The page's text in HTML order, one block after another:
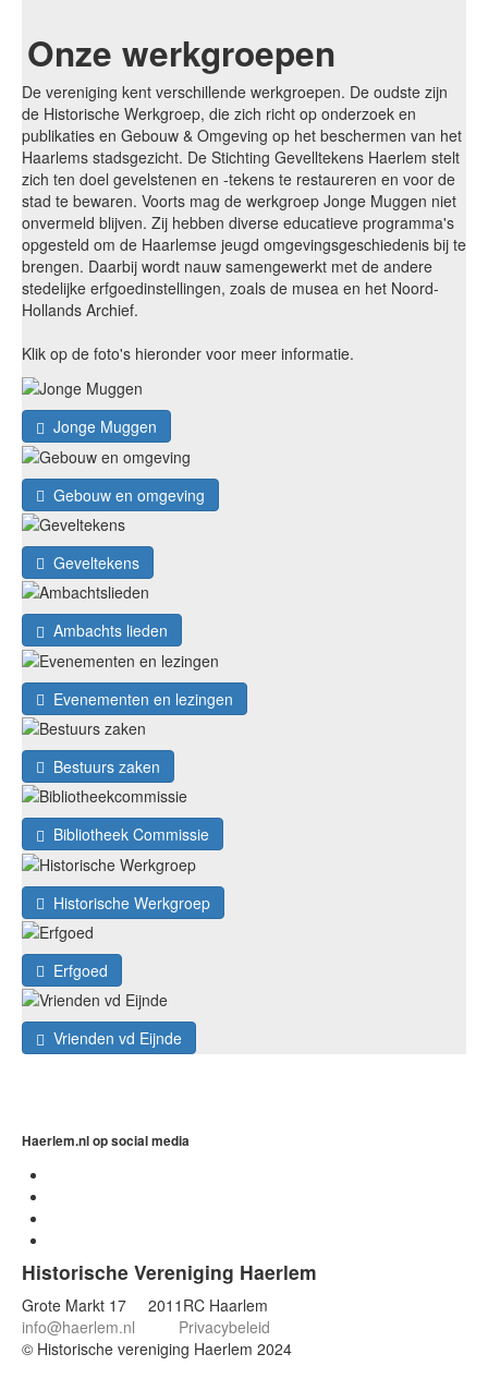
Onze werkgroepen
De vereniging kent verschillende werkgroepen. De oudste zijn
de Historische Werkgroep, die zich richt op onderzoek en
publikaties en Gebouw & Omgeving op het beschermen van het
Haarlems stadsgezicht. De Stichting Gevelltekens Haerlem stelt
zich ten doel gevelstenen en -tekens te restaureren en voor de
stad te bewaren. Voorts mag de werkgroep Jonge Muggen niet
onvermeld blijven. Zij hebben diverse educatieve programma's
opgesteld om de Haarlemse jeugd omgevingsgeschiedenis bij te
brengen. Daarbij wordt nauw samengewerkt met de andere
stedelijke erfgoedinstellingen, zoals de musea en het Noord-
Hollands Archief.
Klik op de foto's hieronder voor meer informatie.
Jonge Muggen
Gebouw en omgeving
Geveltekens
Ambachts lieden
Evenementen en lezingen
Bestuurs zaken
Bibliotheek Commissie
Historische Werkgroep
Erfgoed
Vrienden vd Eijnde
Haerlem.nl op social media
Historische Vereniging Haerlem
Grote Markt 17 2011RC Haarlem
info@haerlem.nl
Privacybeleid
© Historische vereniging Haerlem 2024